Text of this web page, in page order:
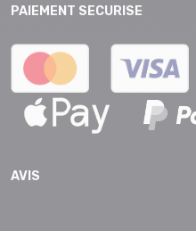
PAIEMENT SECURISE
AVIS